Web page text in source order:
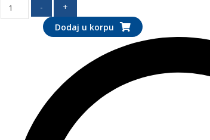
TREND
-
+
Dodaj u korpu